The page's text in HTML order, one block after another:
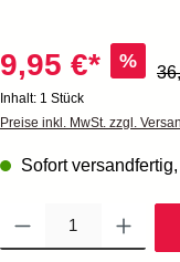
9,95 €* %
Inhalt: 1 Stück
Preise inkl. MwSt. zzgl.
Sofort